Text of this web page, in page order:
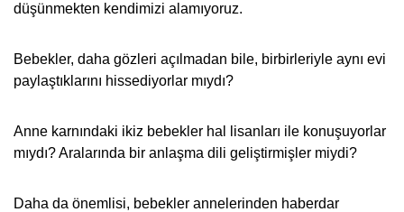
düşünmekten kendimizi alamıyoruz.
Bebekler, daha gözleri açılmadan bile, birbirleriyle aynı evi
paylaştıklarını hissediyorlar mıydı?
Anne karnındaki ikiz bebekler hal lisanları ile konuşuyorlar
mıydı? Aralarında bir anlaşma dili geliştirmişler miydi?
Daha da önemlisi, bebekler annelerinden haberdar